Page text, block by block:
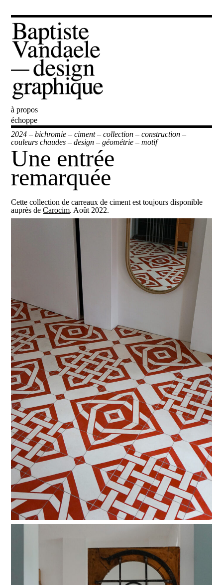
Baptiste Vandaele
à propos
échoppe
2024 –bichromie –ciment–collection –construction –
couleurs chaudes –design –géométrie –motif
Une entrée
remarquée
Cette collection de carreaux de ciment est toujours disponible
auprès deCarocim. Août 2022.